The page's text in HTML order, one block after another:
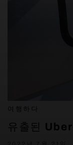
여행하다
유출된 Uber